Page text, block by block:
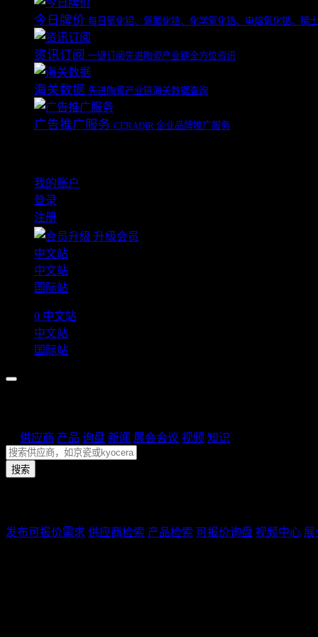
今日牌价 每日氧化铝、氧氯化锆、化学氧化锆、电熔氧化锆、稀
资讯订阅 一键订阅先进陶瓷产业链全方位资讯
海关数据 先进陶瓷产业链海关数据查询
广告推广服务 CERADIR 企业品牌推广服务
我的账户
登录
注册
升级会员
中文站
中文站
国际站
0 中文站
中文站
国际站
供应商 产品 询盘 新闻 展会会议 视频 知识
搜索
发布可报价需求 供应商检索 产品检索 可报价询盘 视频中心 展